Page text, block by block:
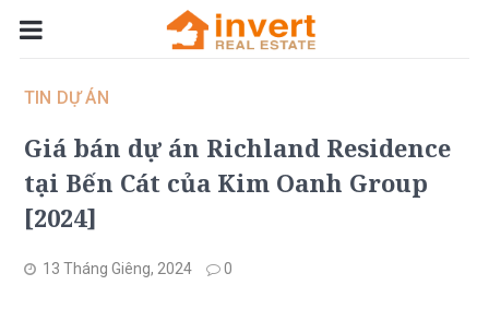
TIN DỰ ÁN
Giá bán dự án Richland Residence
tại Bến Cát của Kim Oanh Group
[2024]
13 Tháng Giêng, 2024 0